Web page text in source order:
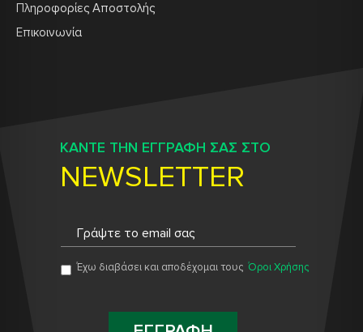
Πληροφορίες Αποστολής
Επικοινωνία
ΚΑΝΤΕ ΤΗΝ ΕΓΓΡΑΦΗ ΣΑΣ ΣΤΟ
NEWSLETTER
Έχω διαβάσει και αποδέχομαι τους Όροι Χρήσης